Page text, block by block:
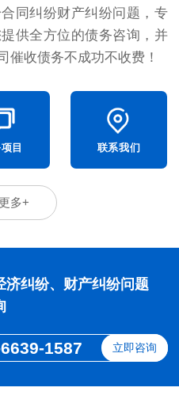
同纠纷财产纠纷问题，专
供全方位的债务咨询，并
催收债务不成功不收费！
目 联系我们
多+
济纠纷、财产纠纷问题
1587 立即咨询